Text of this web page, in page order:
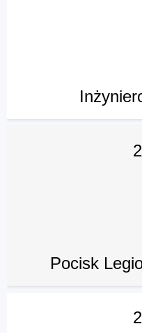
Pocisk